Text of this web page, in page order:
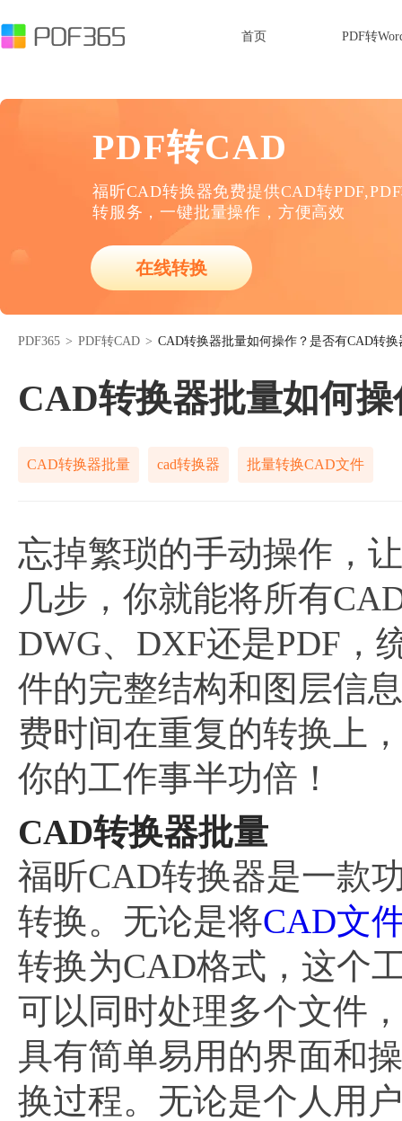
首页 PDF转
PDF转CAD
福昕CAD转换器免费提供CAD转
转服务，一键批量操作，方便高效
在线转换
PDF365 > PDF转CAD > CAD转换器批量如何操作？是否有CAD转
CAD转换器批量如何
CAD转换器批量 cad转换器 批量转换CAD文件
忘掉繁琐的手动操作，
几步，你就能将所有
DWG、DXF还是PDF，
件的完整结构和图层信
费时间在重复的转换上
你的工作事半功倍！
CAD转换器批量
福昕CAD转换器是一款
转换。无论是将CAD文
转换为CAD格式，这个
可以同时处理多个文件
具有简单易用的界面和
换过程。无论是个人用